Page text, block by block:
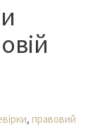
, правовий